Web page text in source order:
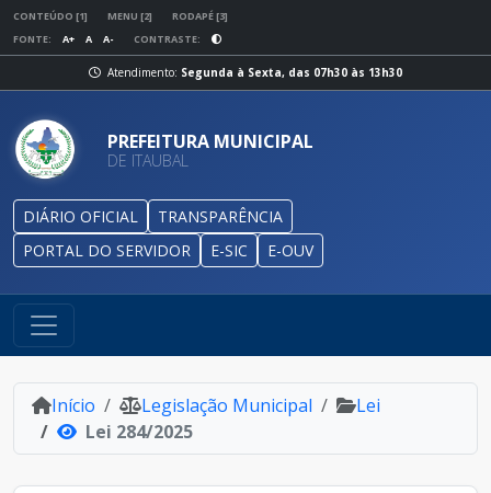
CONTEÚDO [1] MENU [2]
RODAPÉ [3]
FONTE:
A+ A A- CONTRASTE:
Atendimento: Segunda à Sexta, das 07h30 às 13h30
PREFEITURA MUNICIPAL
DE ITAUBAL
DIÁRIO OFICIAL
TRANSPARÊNCIA
PORTAL DO SERVIDOR
E-SIC E-OUV
Início Legislação Municipal
Lei
Lei 284/2025